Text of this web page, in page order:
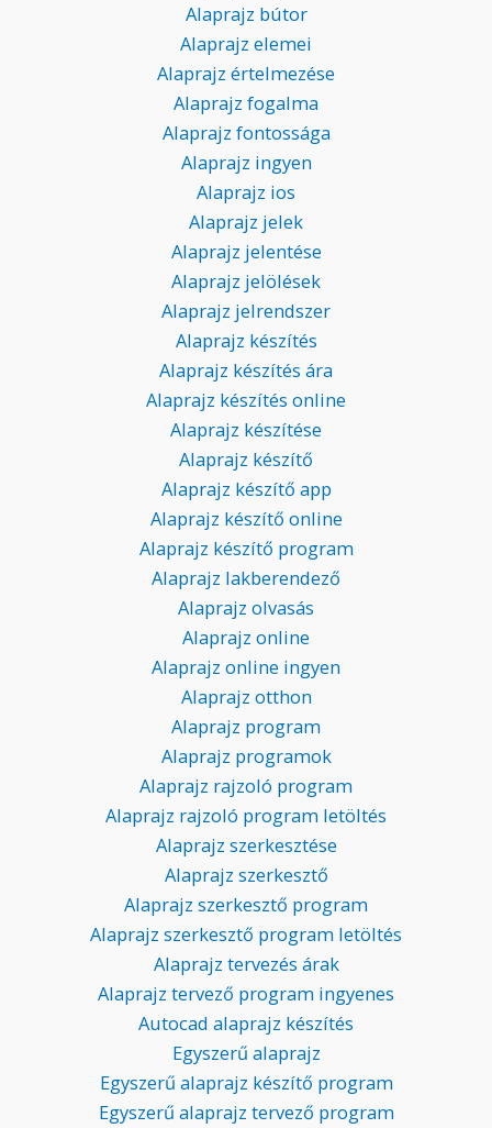
Alaprajz bútor
Alaprajz elemei
Alaprajz értelmezése
Alaprajz fogalma
Alaprajz fontossága
Alaprajz ingyen
Alaprajz ios
Alaprajz jelek
Alaprajz jelentése
Alaprajz jelölések
Alaprajz jelrendszer
Alaprajz készítés
Alaprajz készítés ára
Alaprajz készítés online
Alaprajz készítése
Alaprajz készítő
Alaprajz készítő app
Alaprajz készítő online
Alaprajz készítő program
Alaprajz lakberendező
Alaprajz olvasás
Alaprajz online
Alaprajz online ingyen
Alaprajz otthon
Alaprajz program
Alaprajz programok
Alaprajz rajzoló program
Alaprajz rajzoló program letöltés
Alaprajz szerkesztése
Alaprajz szerkesztő
Alaprajz szerkesztő program
Alaprajz szerkesztő program letöltés
Alaprajz tervezés árak
Alaprajz tervező program ingyenes
Autocad alaprajz készítés
Egyszerű alaprajz
Egyszerű alaprajz készítő program
Egyszerű alaprajz tervező program